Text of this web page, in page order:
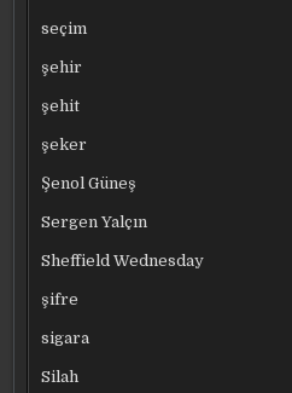
seçim
şehir
şehit
şeker
Şenol Güneş
Sergen Yalçın
Sheffield Wednesday
şifre
sigara
Silah